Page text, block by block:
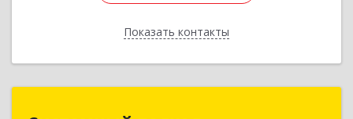
Показать контакты
Назад